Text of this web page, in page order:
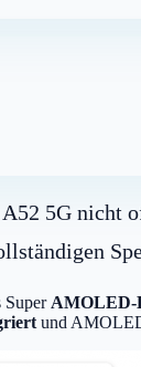
A52 5G
Super AMOLED-
und